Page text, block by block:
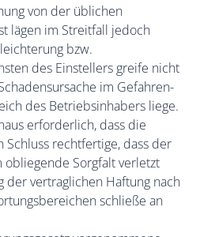
von der üblichen
lägen im Streitfall jedoch
bzw.
des Einstellers greife nicht
im Gefahren-
des Betriebsinhabers liege.
erforderlich, dass die
Schluss rechtfertige, dass der
Sorgfalt verletzt
der vertraglichen Haftung nach
schließe an